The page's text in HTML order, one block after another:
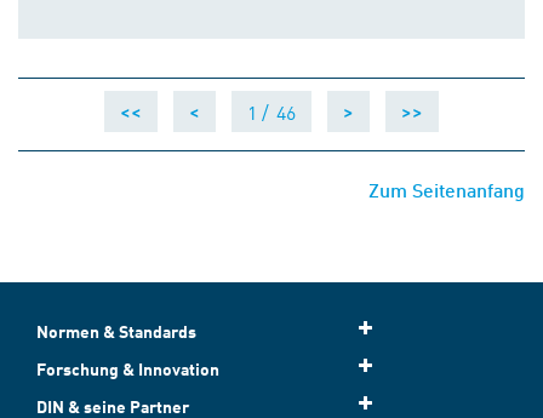
<< < 1 / 46 > >>
Zum Seitenanfang
Normen & Standards
Forschung & Innovation
DIN & seine Partner